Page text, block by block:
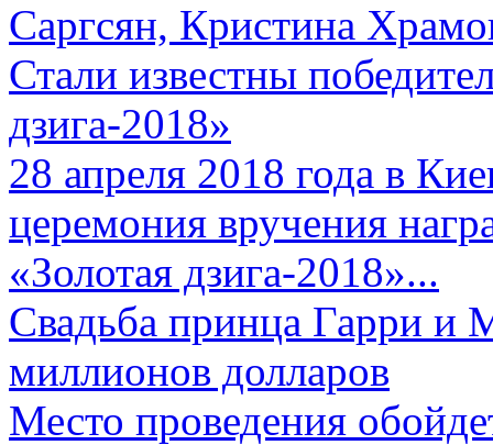
Саргсян, Кристина
Стали известны
дзига-2018»
28 апреля 2018 года в
церемония вручения
«Золотая дзига-2018»...
Свадьба принца Гарри и
миллионов долларов
Место проведения